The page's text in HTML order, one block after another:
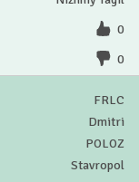
0
0
FRLC
Dmitri
POLOZ
Stavropol